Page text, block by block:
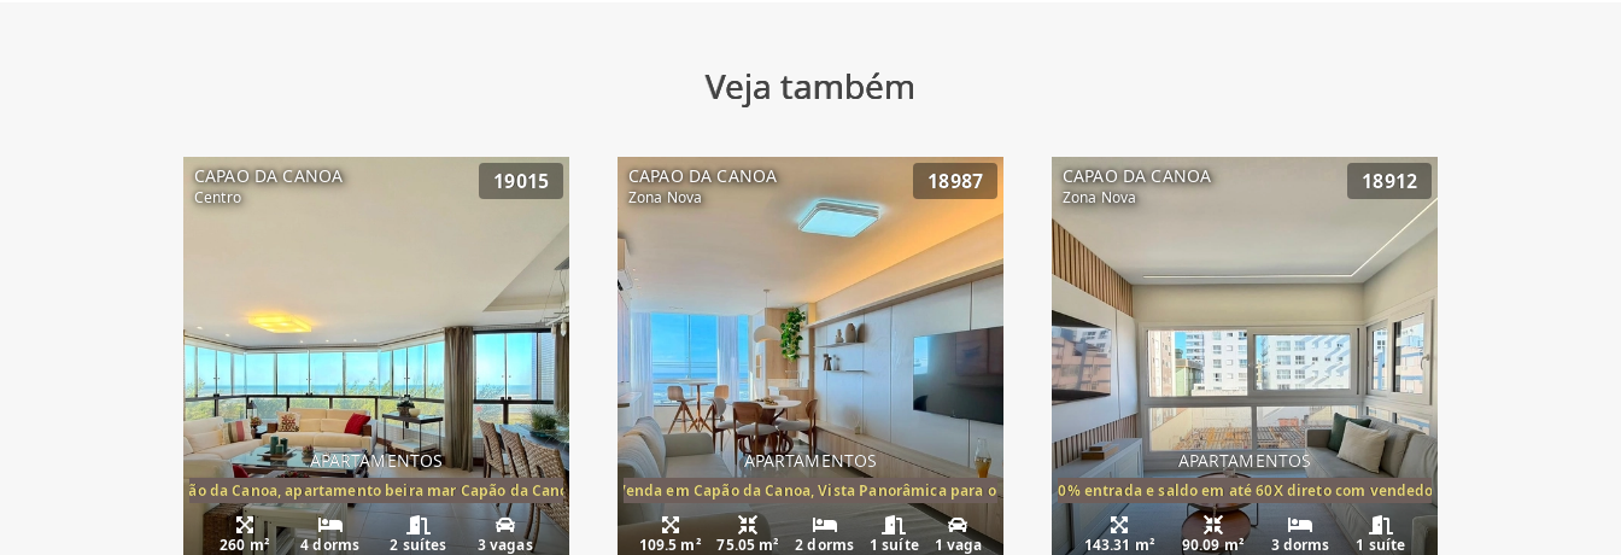
Veja também
CAPAO DA CANOA
Centro
19015
APARTAMENTOS
frente mar Capão da Canoa, apartamento beira mar Capão da Canoa, apartamento à venda Cap
260 m² 4 dorms 2 suítes 3 vagas
CAPAO DA CANOA
Zona Nova
18987
APARTAMENTOS
Apartamento Beira-Mar à Venda em Capão da Canoa, Vista Panorâmica para o Mar, 2 Dormitórios,(1suíte)
109.5 m² 75.05 m² 2 dorms 1 suíte 1 vaga
CAPAO DA CANOA
Zona Nova
18912
APARTAMENTOS
20% entrada e saldo em até 60X direto com vendedor
143.31 m² 90.09 m² 3 dorms 1 suíte